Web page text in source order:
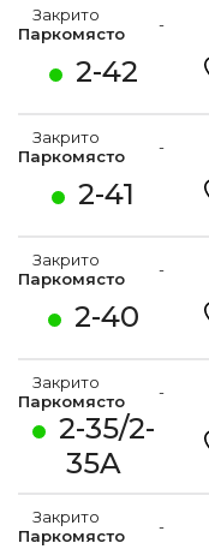
2-42
Закрито
Паркомясто
-
2-41
Закрито
Паркомясто
-
2-40
Закрито
Паркомясто
-
2-35/2-
35A
Закрито
Паркомясто
-
Закрито
Паркомясто
-